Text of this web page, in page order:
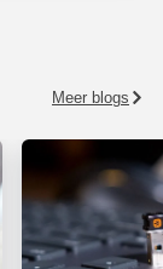
Meer blogs